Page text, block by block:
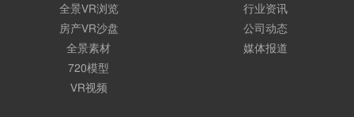
全景VR浏览
房产VR沙盘
全景素材
720模型
VR视频
行业资讯
公司动态
媒体报道